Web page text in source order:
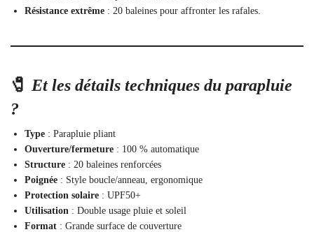
Résistance extrême : 20 baleines pour affronter les rafales.
🧷 Et les détails techniques du parapluie
?
Type : Parapluie pliant
Ouverture/fermeture : 100 % automatique
Structure : 20 baleines renforcées
Poignée : Style boucle/anneau, ergonomique
Protection solaire : UPF50+
Utilisation : Double usage pluie et soleil
Format : Grande surface de couverture